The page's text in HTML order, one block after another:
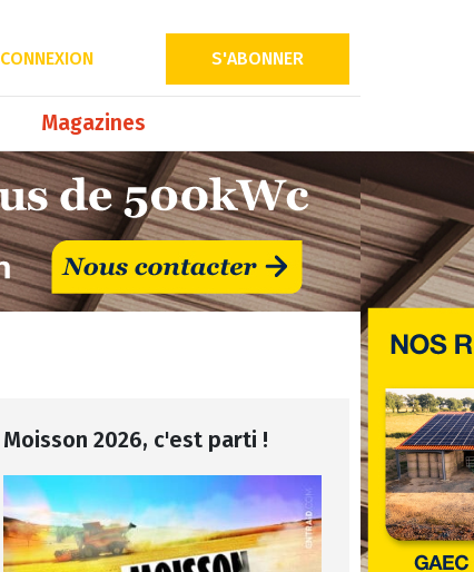
CONNEXION S'ABONNER
Magazines
Moisson 2026, c'est parti !